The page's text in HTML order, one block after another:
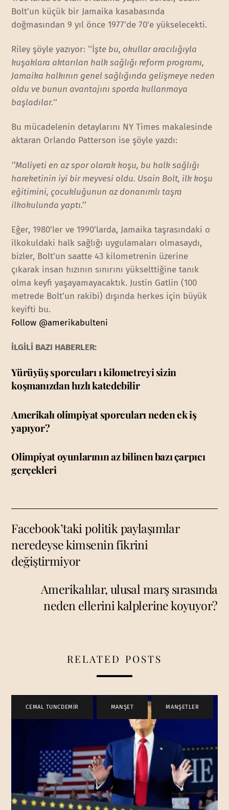
Bolt’un küçük bir Jamaika kasabasında
doğmasından 9 yıl önce 1977’de 70’e yükselecekti.
Riley şöyle yazıyor: ‘’İşte bu, okullar aracılığıyla
kuşaklara aktarılan halk sağlığı reform programı,
Jamaika halkının genel sağlığında gelişmeye neden
oldu ve bunun avantajını sporda kullanmaya
başladılar.’’
Bu mücadelenin detaylarını NY Times makalesinde
aktaran Orlando Patterson ise şöyle yazdı:
‘’Maliyeti en az spor olarak koşu, bu halk sağlığı
hareketinin iyi bir meyvesi oldu. Usain Bolt, ilk koşu
eğitimini, çocukluğunun az donanımlı taşra
ilkokulunda yaptı.’’
Eğer, 1980’ler ve 1990’larda, Jamaika taşrasındaki o
ilkokuldaki halk sağlığı uygulamaları olmasaydı,
bizler, Bolt’un saatte 43 kilometrenin üzerine
çıkarak insan hızının sınırını yükselttiğine tanık
olma keyfi yaşayamayacaktık. Justin Gatlin (100
metrede Bolt’un rakibi) dışında herkes için büyük
keyifti bu.
Follow @amerikabulteni
İLGİLİ BAZI HABERLER:
Yürüyüş sporcuları 1 kilometreyi sizin
koşmanızdan hızlı katedebilir
Amerikalı olimpiyat sporcuları neden ek iş
yapıyor?
Olimpiyat oyunlarının az bilinen bazı çarpıcı
gerçekleri
Facebook’taki politik paylaşımlar
neredeyse kimsenin fikrini
değiştirmiyor
Amerikalılar, ulusal marş sırasında
neden ellerini kalplerine koyuyor?
RELATED POSTS
CEMAL TUNCDEMİR MANŞET , MANŞETLER